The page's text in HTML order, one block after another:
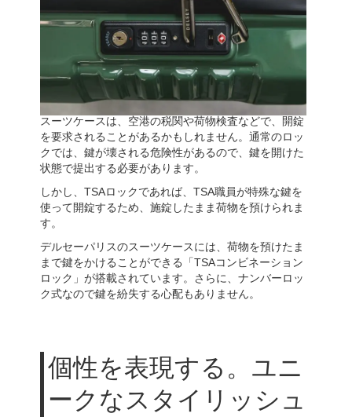
スーツケースは、空港の税関や荷物検査などで、開錠
を要求されることがあるかもしれません。通常のロッ
クでは、鍵が壊される危険性があるので、鍵を開けた
状態で提出する必要があります。
しかし、TSAロックであれば、TSA職員が特殊な鍵を
使って開錠するため、施錠したまま荷物を預けられま
す。
デルセーパリスのスーツケースには、荷物を預けたま
まで鍵をかけることができる「TSAコンビネーション
ロック」が搭載されています。さらに、ナンバーロッ
ク式なので鍵を紛失する心配もありません。
個性を表現する。ユニ
ークなスタイリッシュ